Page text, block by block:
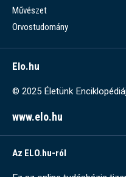
Művészet
Orvostudomány
Elo.hu
© 2025 Életünk
www.elo.hu
Az ELO.hu-ról